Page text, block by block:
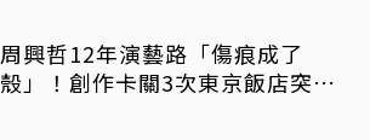
周興哲12年演藝路「傷痕成了
殼」！創作卡關3次東京飯店突找